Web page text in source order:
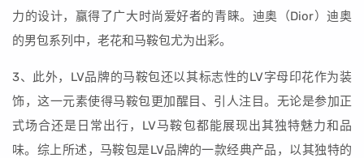
力的设计，赢得了广大时尚爱好者的青睐。迪奥（Dior）迪奥
的男包系列中，老花和马鞍包尤为出彩。
3、此外，LV品牌的马鞍包还以其标志性的LV字母印花作为装
饰，这一元素使得马鞍包更加醒目、引人注目。无论是参加正
式场合还是日常出行，LV马鞍包都能展现出其独特魅力和品
味。综上所述，马鞍包是LV品牌的一款经典产品，以其独特的